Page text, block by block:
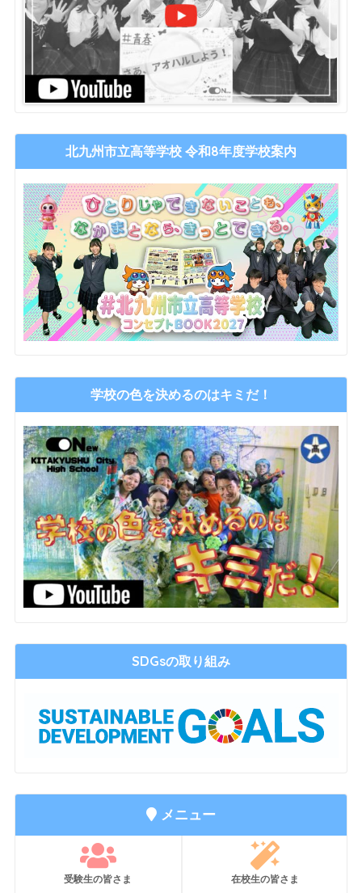
北九州市立高等学校 令和8年度学校案内
学校の色を決めるのはキミだ！
SDGsの取り組み
メニュー
受験生の皆さま 在校生の皆さま